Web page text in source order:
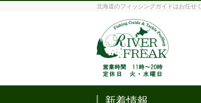
北海道のフィッシングガイドはお任せ